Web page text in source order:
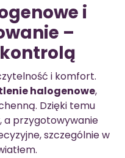
i
–
i komfort.
halogenowe,
Dzięki temu
a przygotowywanie
szczególnie w